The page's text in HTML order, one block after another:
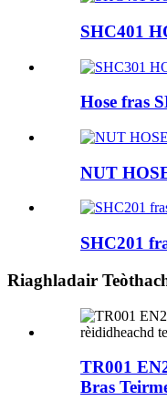
SHC401
Hose fras
NUT
SHC201
Riaghladair
TR001
Bras